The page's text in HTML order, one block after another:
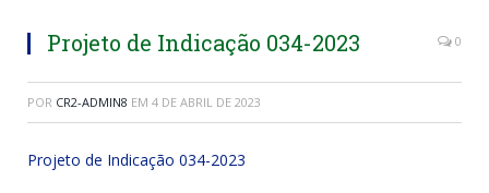
Projeto de Indicação 034-2023 0
POR CR2-ADMIN8 EM 4 DE ABRIL DE 2023
Projeto de Indicação 034-2023